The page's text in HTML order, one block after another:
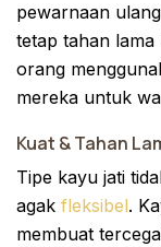
pewarnaan
tetap tahan lama
orang
mereka untuk
Kuat & Tahan
Tipe kayu jati
agak fleksibel.
membuat